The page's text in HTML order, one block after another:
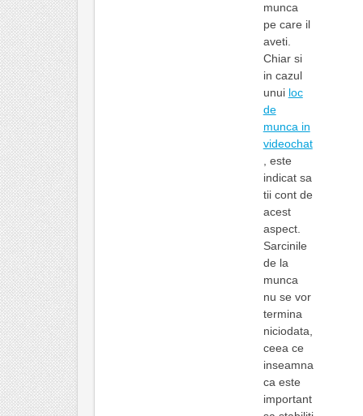
munca
pe care il
aveti.
Chiar si
in cazul
unui loc
de
munca in
videochat
, este
indicat sa
tii cont de
acest
aspect.
Sarcinile
de la
munca
nu se vor
termina
niciodata,
ceea ce
inseamna
ca este
important